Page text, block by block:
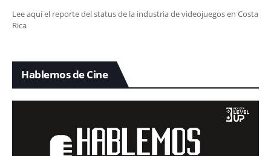
Lee aquí el reporte del status de la industria de videojuegos en Costa
Rica
Hablemos de Cine